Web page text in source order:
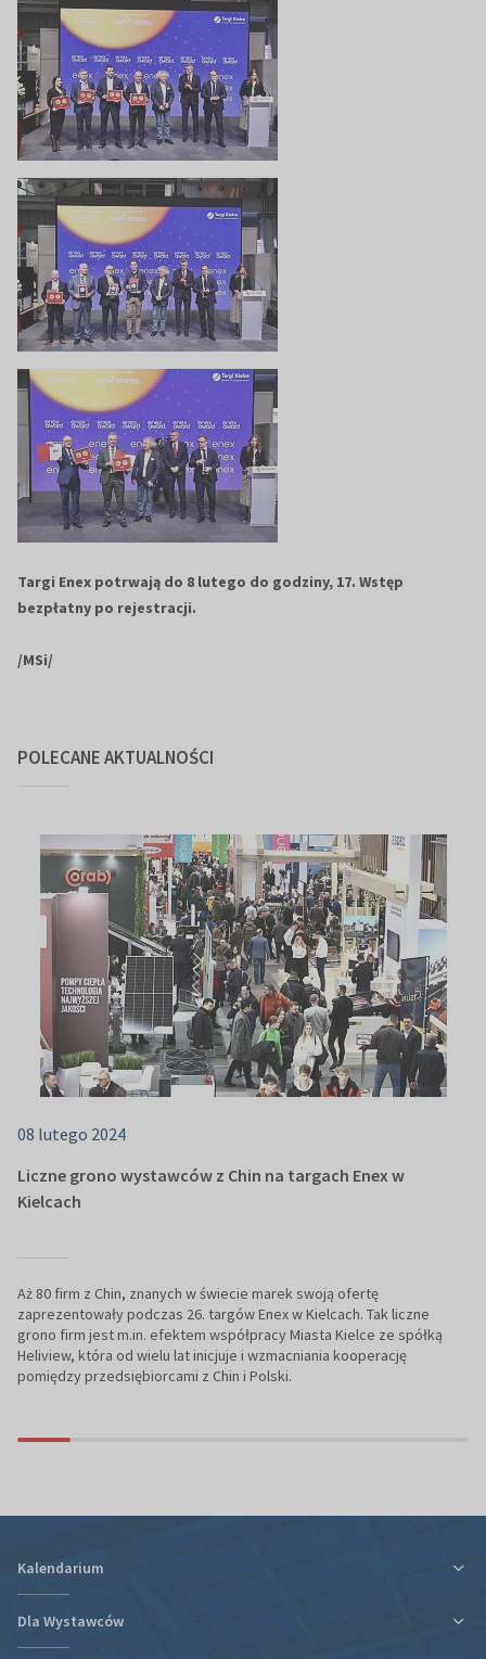
Targi Enex potrwają do 8 lutego do godziny, 17. Wstęp
bezpłatny po rejestracji.
/MSi/
POLECANE AKTUALNOŚCI
08 lutego 2024
Liczne grono wystawców z Chin na targach Enex w
Kielcach
Aż 80 firm z Chin, znanych w świecie marek swoją ofertę
zaprezentowały podczas 26. targów Enex w Kielcach. Tak liczne
grono firm jest m.in. efektem współpracy Miasta Kielce ze spółką
Heliview, która od wielu lat inicjuje i wzmacniania kooperację
pomiędzy przedsiębiorcami z Chin i Polski.
Kalendarium
Dla Wystawców